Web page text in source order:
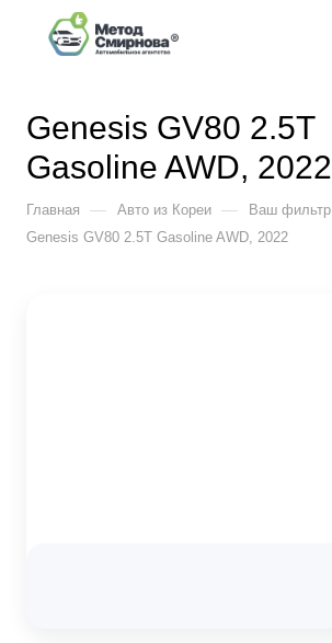
Genesis GV80 2.5T
Gasoline AWD, 2022
Главная — Авто из Кореи — Ваш фильтр
Genesis GV80 2.5T Gasoline AWD, 2022